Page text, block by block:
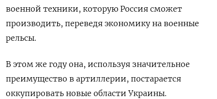
военной техники, которую Россия сможет
производить, переведя экономику на военные
рельсы.
В этом же году она, используя значительное
преимущество в артиллерии, постарается
оккупировать новые области Украины.